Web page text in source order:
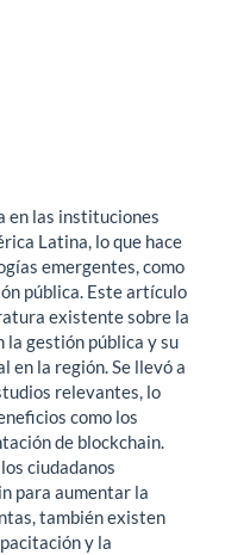
en las instituciones
Latina, lo que hace
emergentes, como
pública. Este artículo
existente sobre la
la gestión pública y su
en la región. Se llevó a
relevantes, lo
como los
de blockchain.
ciudadanos
para aumentar la
también existen
y la